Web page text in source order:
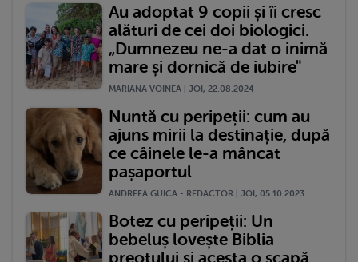
Au adoptat 9 copii și îi cresc
alături de cei doi biologici.
„Dumnezeu ne-a dat o inimă
mare și dornică de iubire"
MARIANA VOINEA | JOI, 22.08.2024
Nuntă cu peripeții: cum au
ajuns mirii la destinație, după
ce câinele le-a mâncat
pașaportul
ANDREEA GUICA - REDACTOR | JOI, 05.10.2023
Botez cu peripeții: Un
bebeluș lovește Biblia
preotului și acesta o scapă